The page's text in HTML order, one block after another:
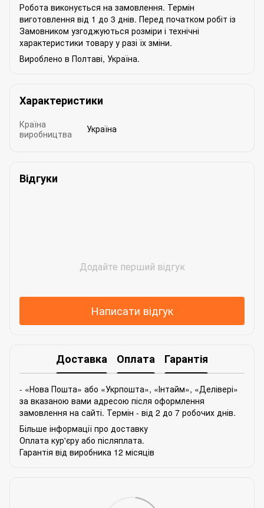
Робота виконується на замовлення. Термін
виготовлення від 1 до 3 днів. Перед початком робіт із
Замовником узгоджуються розміри і технічні
характеристики товару у разі їх зміни.
Вироблено в Полтаві, Україна.
Характеристики
Країна
виробництва
Україна
Відгуки
Додайте перший відгук
Написати відгук
Доставка Оплата Гарантія
- «Нова Пошта» або «Укрпошта», «Інтайм», «Делівері»
за вказаною вами адресою після оформлення
замовлення на сайті. Термін - від 2 до 7 робочих днів.
Більше інформації про доставку
Оплата кур'єру або післяплата.
Гарантія від виробника 12 місяців